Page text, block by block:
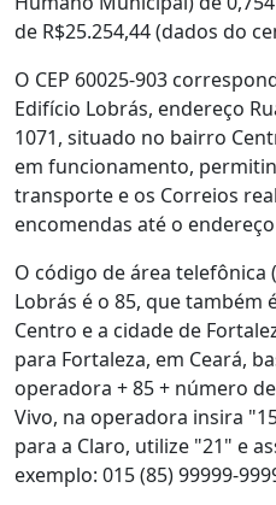
de R$25.254,44 (dados do
O CEP 60025-903
Edifício Lobrás, endereço
1071, situado no bairro
em funcionamento,
transporte e os Correios
encomendas até o
O código de área telefônica
Lobrás é o 85, que também
Centro e a cidade de
para Fortaleza, em Ceará,
operadora + 85 + número
Vivo, na operadora insira
para a Claro, utilize "21" e
exemplo: 015 (85) 99999-